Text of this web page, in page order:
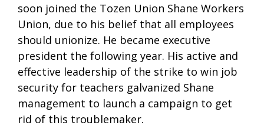
soon joined the Tozen Union Shane Workers
Union, due to his belief that all employees
should unionize. He became executive
president the following year. His active and
effective leadership of the strike to win job
security for teachers galvanized Shane
management to launch a campaign to get
rid of this troublemaker.